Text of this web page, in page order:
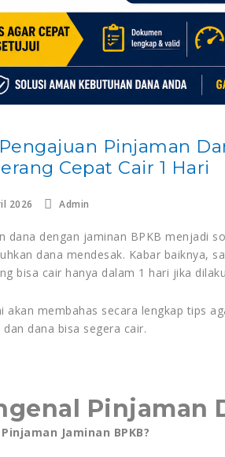
Pinjaman
Cepat Cair 1 Hari
2026 Admin
dana dengan jaminan BPKB menjadi
dana mendesak. Kabar baiknya,
bisa cair hanya dalam 1 hari jika
akan membahas secara lengkap tips
dana bisa segera cair.
Pinjaman
Jaminan BPKB?